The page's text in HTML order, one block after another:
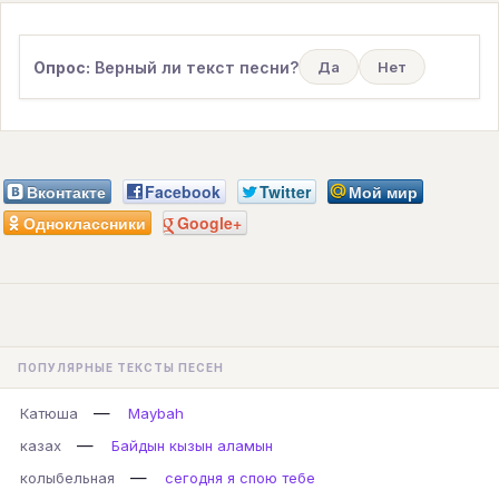
Опрос: Верный ли текст песни? Да Нет
Вконтакте Facebook Twitter
Мой мир
Одноклассники
Google+
ПОПУЛЯРНЫЕ ТЕКСТЫ ПЕСЕН
Катюша —
Maybah
казах
—
Байдын кызын аламын
колыбельная
—
сегодня я спою тебе